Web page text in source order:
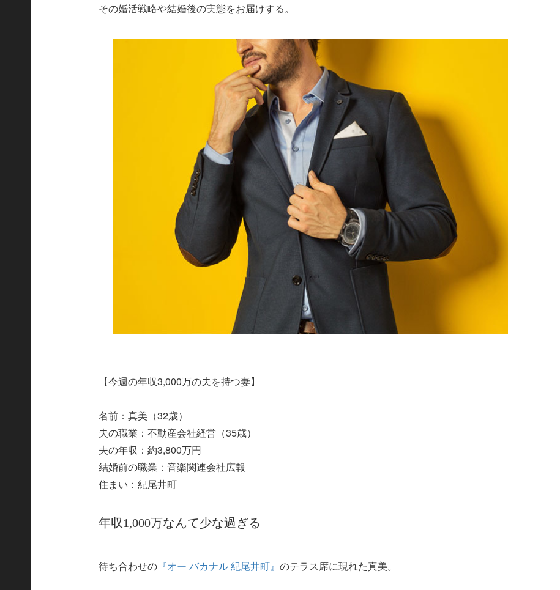
その婚活戦略や結婚後の実態をお届けする。
【今週の年収3,000万の夫を持つ妻】
名前：真美（32歳）
夫の職業：不動産会社経営（35歳）
夫の年収：約3,800万円
結婚前の職業：音楽関連会社広報
住まい：紀尾井町
年収1,000万なんて少な過ぎる
待ち合わせの 『オー バカナル 紀尾井町』のテラス席に現れた真美。